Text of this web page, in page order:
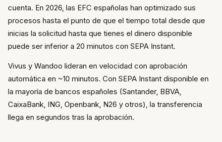
cuenta. En 2026, las EFC españolas han optimizado sus
procesos hasta el punto de que el tiempo total desde que
inicias la solicitud hasta que tienes el dinero disponible
puede ser inferior a 20 minutos con SEPA Instant.
Vivus y Wandoo lideran en velocidad con aprobación
automática en ~10 minutos. Con SEPA Instant disponible en
la mayoría de bancos españoles (Santander, BBVA,
CaixaBank, ING, Openbank, N26 y otros), la transferencia
llega en segundos tras la aprobación.